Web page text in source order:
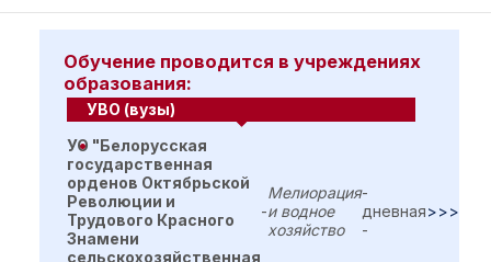
Обучение проводится в учреждениях
образования:
УВО (вузы)
УО "Белорусская
государственная
орденов Октябрьской
Революции и
Трудового Красного
Знамени
сельскохозяйственная
-
Мелиорация
и водное
хозяйство
-
дневная
-
>>>